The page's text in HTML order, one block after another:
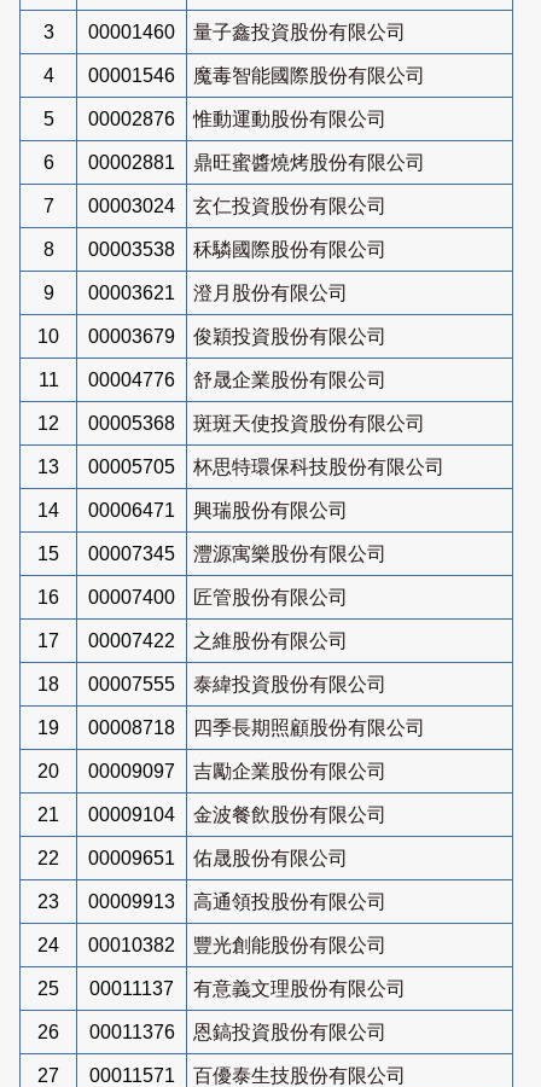
3 00001460 量子鑫投資股份有限公司
4 00001546 魔毒智能國際股份有限公司
5 00002876 惟動運動股份有限公司
6 00002881 鼎旺蜜醬燒烤股份有限公司
7 00003024 玄仁投資股份有限公司
8 00003538 秝驎國際股份有限公司
9 00003621 澄月股份有限公司
10 00003679 俊穎投資股份有限公司
11 00004776 舒晟企業股份有限公司
12 00005368 斑斑天使投資股份有限公司
13 00005705 杯思特環保科技股份有限公司
14 00006471 興瑞股份有限公司
15 00007345 灃源寓樂股份有限公司
16 00007400 匠管股份有限公司
17 00007422 之維股份有限公司
18 00007555 泰緯投資股份有限公司
19 00008718 四季長期照顧股份有限公司
20 00009097 吉勵企業股份有限公司
21 00009104 金波餐飲股份有限公司
22 00009651 佑晟股份有限公司
23 00009913 高通領投股份有限公司
24 00010382 豐光創能股份有限公司
25 00011137 有意義文理股份有限公司
26 00011376 恩鎬投資股份有限公司
27 00011571 百優泰生技股份有限公司